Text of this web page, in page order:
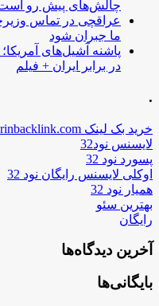
چالش‌های پیش رو
عراقچی در تماس
ما جبران شود
پاشنه آشیل‌های
در برابر ایران + فیلم
.
خرید بک لینک behtarinbacklink.com
لایسنس نود32
پسورد نود 32
اوکلی لایسنس رایگان نود 32
همیار نود 32
بهترین سئو
رایگان
آخرین دیدگاه‌ها
بایگانی‌ها